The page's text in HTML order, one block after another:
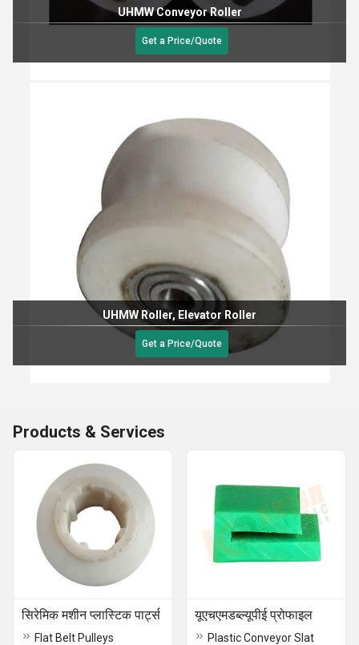
UHMW Conveyor Roller
Get a Price/Quote
UHMW Roller, Elevator Roller
Get a Price/Quote
Products & Services
सिरेमिक मशीन प्लास्टिक पार्ट्स
Flat Belt Pulleys
यूएचएमडब्ल्यूपीई प्रोफाइल
Plastic Conveyor Slat